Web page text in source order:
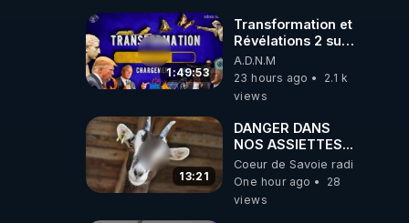
1:49:53
Transformation et
Révélations 2 sur
2 - live du
07/08/26
A.D.N.M
23 hours ago
2.1 k
views
13:21
DANGER DANS
NOS ASSIETTES...
Coeur de Savoie radioweb TV
One hour ago
28
views